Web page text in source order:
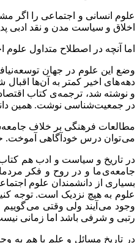
علوم انسانی و اجتماعی را اگر
اخلاق و سیاست مدن و نقد ادبی
اما آنچه در اصطلاح متداول
وضع این علوم در جهان
دهه های اخیر کمتر به آن‌ها
و نوشته شد، ترجمه‌ی کتاب
در جمعیت‌شناسی نوشت. همین
مطالعات فرهنگی بر خلاف
می توان درس خودآگاهی آموخت.
در تاریخ و سیاست و ادب هم
جامعه‌ی ما و در روح و فکر
بسیاری از دانشمندان علوم
علوم به هیچ نزدیک است. توجه
وجود می آیند ولی وقتی می
رتبی و شرفی باشد اما زمانی
در تاریخ مسائل و علم با هم به